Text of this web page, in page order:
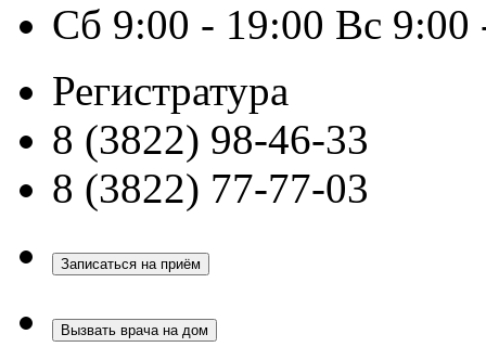
Сб 9:00 - 19:00 Вс 9:00
Регистратура
8 (3822) 98-46-33
8 (3822) 77-77-03